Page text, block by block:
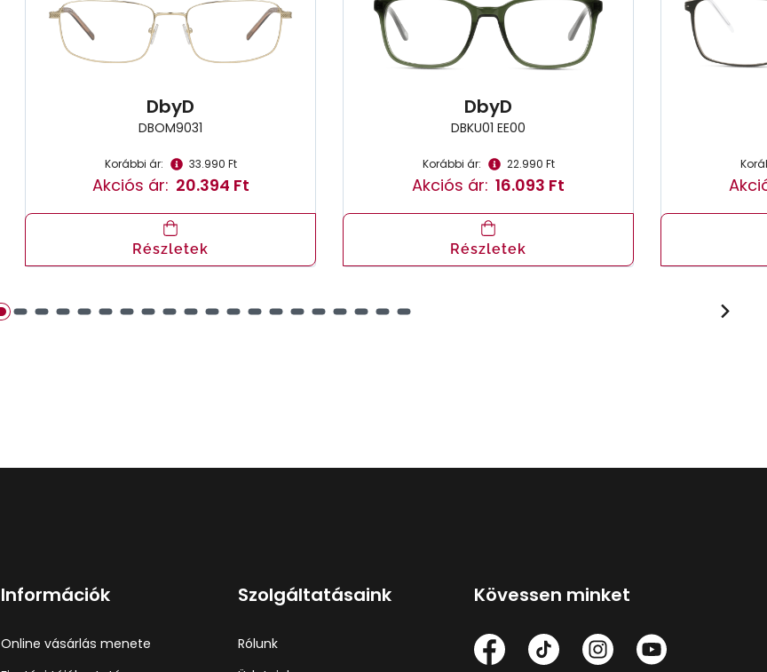
DbyD
DBOM9031
Korábbi ár: 33.990 Ft
Akciós ár: 20.394 Ft
Részletek
DbyD
DBKU01 EE00
Korábbi ár: 22.990 Ft
Akciós ár: 16.093 Ft
Részletek
Információk
Online vásárlás menete
Szolgáltatásaink
Rólunk
Kövessen minket